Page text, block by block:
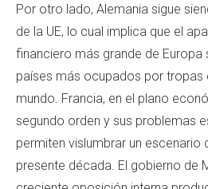
Por otro lado, Alemania sigue
de la UE, lo cual implica que el
financiero más grande de Europa
países más ocupados por tropas
mundo. Francia, en el plano
segundo orden y sus problemas
permiten vislumbrar un escenario
presente década. El gobierno de